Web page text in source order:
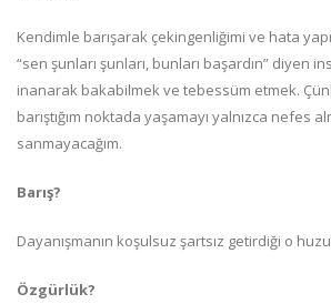
Kendimle barışarak çekingenliğimi ve hata
“sen şunları şunları, bunları başardın” diyen
inanarak bakabilmek ve tebessüm etmek.
barıştığım noktada yaşamayı yalnızca nefes
sanmayacağım.
Barış?
Dayanışmanın koşulsuz şartsız getirdiği o
Özgürlük?